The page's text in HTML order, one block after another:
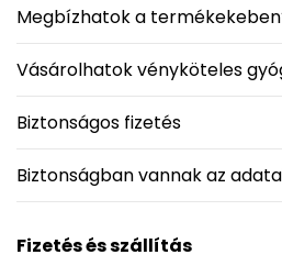
Megbízhatok a
Vásárolhatok vényköteles
Biztonságos fizetés
Biztonságban vannak az
Fizetés és szállítás